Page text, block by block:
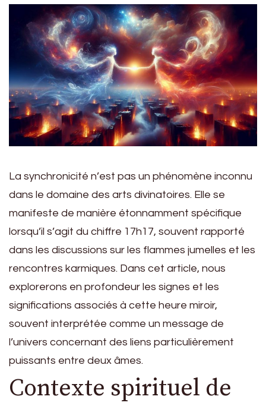
La synchronicité n’est pas un phénomène inconnu
dans le domaine des arts divinatoires. Elle se
manifeste de manière étonnamment spécifique
lorsqu’il s’agit du chiffre 17h17, souvent rapporté
dans les discussions sur les flammes jumelles et les
rencontres karmiques. Dans cet article, nous
explorerons en profondeur les signes et les
significations associés à cette heure miroir,
souvent interprétée comme un message de
l’univers concernant des liens particulièrement
puissants entre deux âmes.
Contexte spirituel de